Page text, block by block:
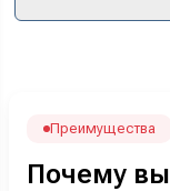
менеджеру
Преимущества
Почему